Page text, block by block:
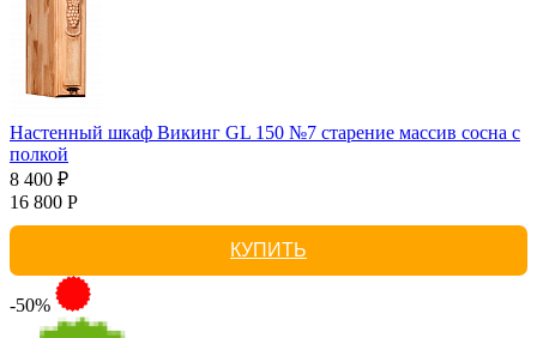
Настенный шкаф Викинг GL 150 №7 старение массив сосна с
полкой
8 400 ₽
16 800 Р
КУПИТЬ
-50%